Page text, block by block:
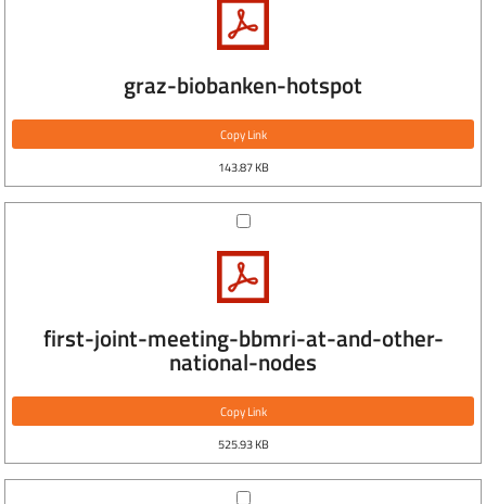
graz-biobanken-hotspot
Copy Link
143.87 KB
first-joint-meeting-bbmri-at-and-other-
national-nodes
Copy Link
525.93 KB